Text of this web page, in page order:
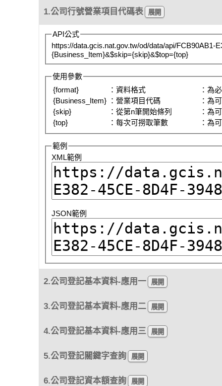
1.公司行號營業項目代碼表
API公式
https://data.gcis.nat.gov.tw/od/data/api/FCB90AB1-
{Business_Item}&$skip={skip}&$top={top}
使用參數
{format}
：資料格式
：為
{Business_Item} ：營業項目代碼
：為
{skip}
：從第n筆開始條列
：為
{top}
：每次可撈取筆數 ：為
範例
XML範例
JSON範例
2.公司登記基本資料-應用一
3.公司登記基本資料-應用二
4.公司登記基本資料-應用三
5.公司登記關鍵字查詢
6.公司登記資本額查詢